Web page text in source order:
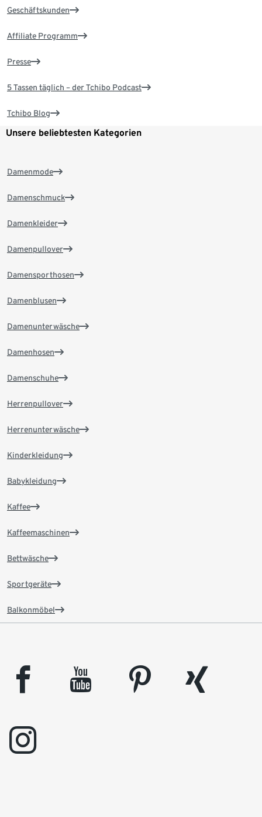
Geschäftskunden
Affiliate Programm
Presse
5 Tassen täglich – der Tchibo Podcast
Tchibo Blog
Unsere beliebtesten Kategorien
Damenmode
Damenschmuck
Damenkleider
Damenpullover
Damensporthosen
Damenblusen
Damenunterwäsche
Damenhosen
Damenschuhe
Herrenpullover
Herrenunterwäsche
Kinderkleidung
Babykleidung
Kaffee
Kaffeemaschinen
Bettwäsche
Sportgeräte
Balkonmöbel
facebook youtube pinterest
xing
instagram